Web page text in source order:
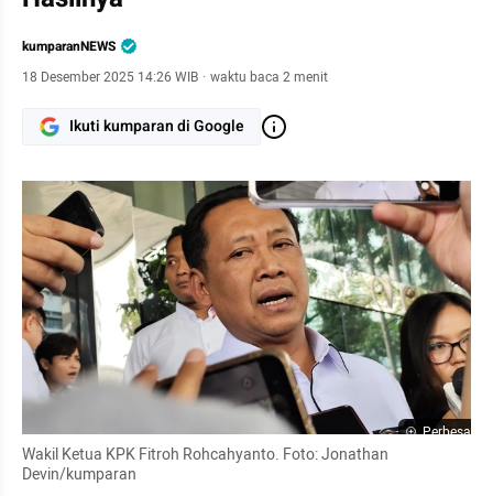
kumparanNEWS
18 Desember 2025 14:26 WIB · waktu baca 2 menit
Ikuti kumparan di Google
Perbesar
Wakil Ketua KPK Fitroh Rohcahyanto. Foto: Jonathan
Devin/kumparan